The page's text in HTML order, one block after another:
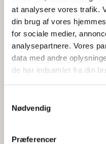
at analysere vores trafik.
din brug af vores
for sociale medier,
analysepartnere. Vores
data med andre
de har indsamlet fra din
Nødvendig
Præferencer
Jeg accepterer
henhold til